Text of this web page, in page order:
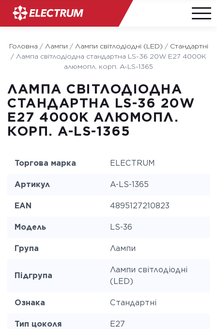
content
Головна / Лампи / Лампи світлодіодні (LED) / Стандартні
/ Лампа світлодіодна стандартна LS-36 20W E27 4000K
алюмопл. корп. A-LS-1365
ЛАМПА СВІТЛОДІОДНА
СТАНДАРТНА LS-36 20W
E27 4000K АЛЮМОПЛ.
КОРП. A-LS-1365
Торгова марка ELECTRUM
Артикул A-LS-1365
EAN 4895127210823
Модель LS-36
Група Лампи
Підгрупа
Лампи світлодіодні
(LED)
Ознака Стандартні
Тип цоколя E27